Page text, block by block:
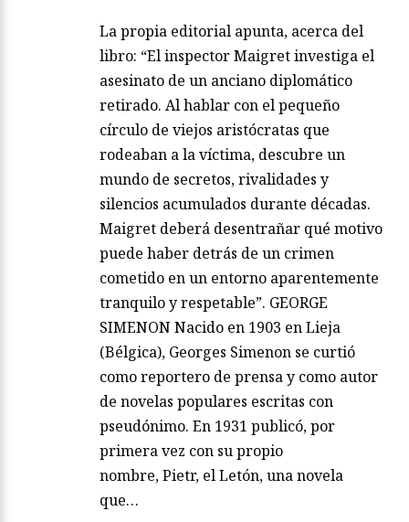
La propia editorial apunta, acerca del
libro: “El inspector Maigret investiga el
asesinato de un anciano diplomático
retirado. Al hablar con el pequeño
círculo de viejos aristócratas que
rodeaban a la víctima, descubre un
mundo de secretos, rivalidades y
silencios acumulados durante décadas.
Maigret deberá desentrañar qué motivo
puede haber detrás de un crimen
cometido en un entorno aparentemente
tranquilo y respetable”. GEORGE
SIMENON Nacido en 1903 en Lieja
(Bélgica), Georges Simenon se curtió
como reportero de prensa y como autor
de novelas populares escritas con
pseudónimo. En 1931 publicó, por
primera vez con su propio
nombre, Pietr, el Letón, una novela
que…